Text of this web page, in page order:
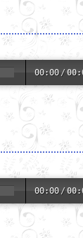
00:00 /
00:00 /